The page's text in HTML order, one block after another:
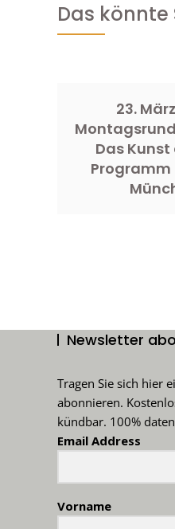
Das könnte
23.
Das
Newsletter
Tragen Sie sich hier
abonnieren.
kündbar. 100%
Email Address
Vorname